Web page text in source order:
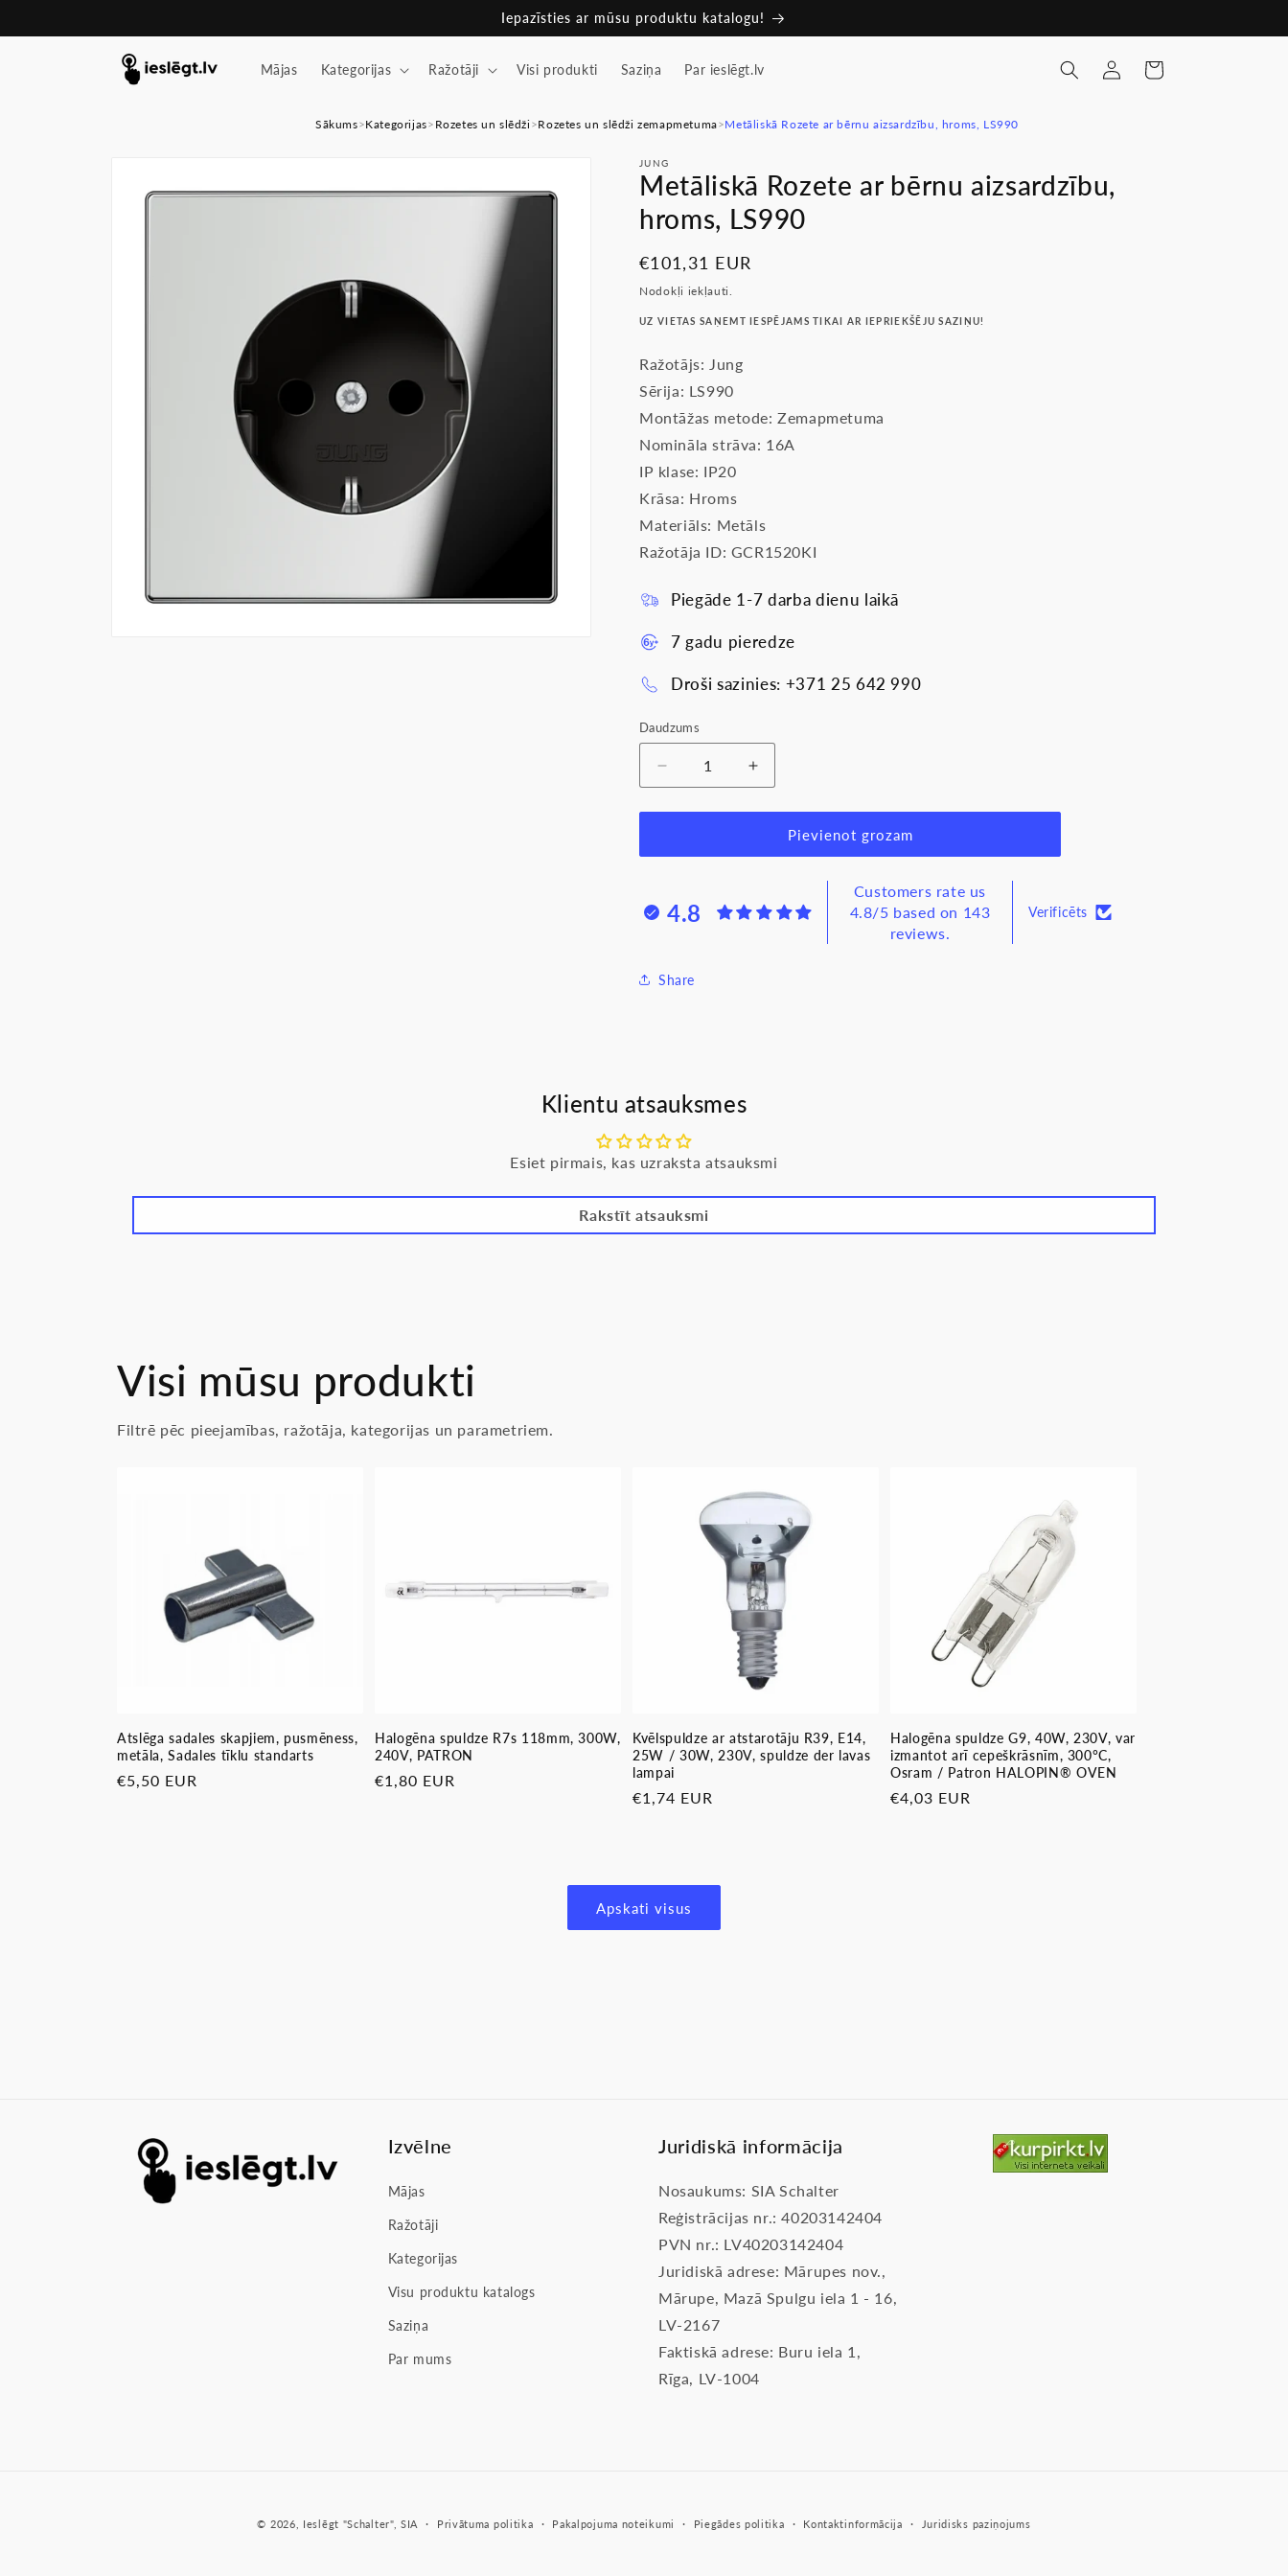
saturu
Iepazīsties ar mūsu produktu katalogu!
Mājas Kategorijas Ražotāji Visi produkti Saziņa Par ieslēgt.lv Pieslēgties Ratiņi
Sākums>Kategorijas> Rozetes un slēdži >Rozetes un slēdži zemapmetuma>Metāliskā Rozete ar bērnu aizsardzību, hroms, LS990
informāciju
JUNG
Metāliskā Rozete ar bērnu aizsardzību,
hroms, LS990
Parastā
cena
€101,31 EUR
Nodokļi iekļauti.
UZ VIETAS SAŅEMT IESPĒJAMS TIKAI AR IEPRIEKŠĒJU SAZIŅU!
Ražotājs: Jung
Sērija: LS990
Montāžas metode: Zemapmetuma
Nomināla strāva: 16A
IP klase: IP20
Krāsa: Hroms
Materiāls: Metāls
Ražotāja ID: GCR1520KI
Piegāde 1-7 darba dienu laikā
7 gadu pieredze
Droši sazinies: +371 25 642 990
Daudzums
Samazināt
daudzumu
produktam
Rozete
aizsardzību,
Palielināt
daudzumu
produktam
Metāliskā
Rozete
aizsardzību,
Pievienot grozam
4.8
Customers rate us
4.8/5 based on 143
reviews.
Verificēts
Share
Klientu atsauksmes
Esiet pirmais, kas uzraksta atsauksmi
Rakstīt atsauksmi
Visi mūsu produkti
Filtrē pēc pieejamības, ražotāja, kategorijas un parametriem.
Atslēga sadales skapjiem, pusmēness,
metāla, Sadales tīklu standarts
Parastā
€5,50 EUR
Halogēna spuldze R7s 118mm, 300W,
240V, PATRON
Parastā
€1,80 EUR
Kvēlspuldze ar atstarotāju R39, E14,
25W / 30W, 230V, spuldze der lavas
lampai
Parastā
€1,74 EUR
Halogēna spuldze G9, 40W, 230V, var
izmantot arī cepeškrāsnīm, 300°C,
Osram / Patron HALOPIN® OVEN
Parastā
€4,03 EUR
Apskati visus
Izvēlne
Mājas
Ražotāji
Kategorijas
Visu produktu katalogs
Saziņa
Par mums
Juridiskā informācija
Nosaukums: SIA Schalter
Reģistrācijas nr.: 40203142404
PVN nr.: LV40203142404
Juridiskā adrese: Mārupes nov.,
Mārupe, Mazā Spulgu iela 1 - 16,
LV-2167
Faktiskā adrese: Buru iela 1,
Rīga, LV-1004
© 2026, Ieslēgt "Schalter", SIA Privātuma politika Pakalpojuma noteikumi Piegādes politika Kontaktinformācija Juridisks paziņojums